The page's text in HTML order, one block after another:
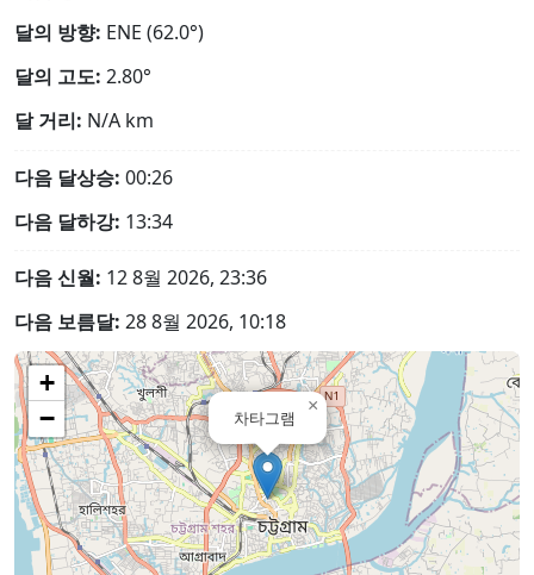
달의 방향: ENE (62.0°)
달의 고도: 2.80°
달 거리: N/A km
다음 달상승: 00:26
다음 달하강: 13:34
다음 신월: 12 8월 2026, 23:36
다음 보름달: 28 8월 2026, 10:18
차타그램
×
+
−